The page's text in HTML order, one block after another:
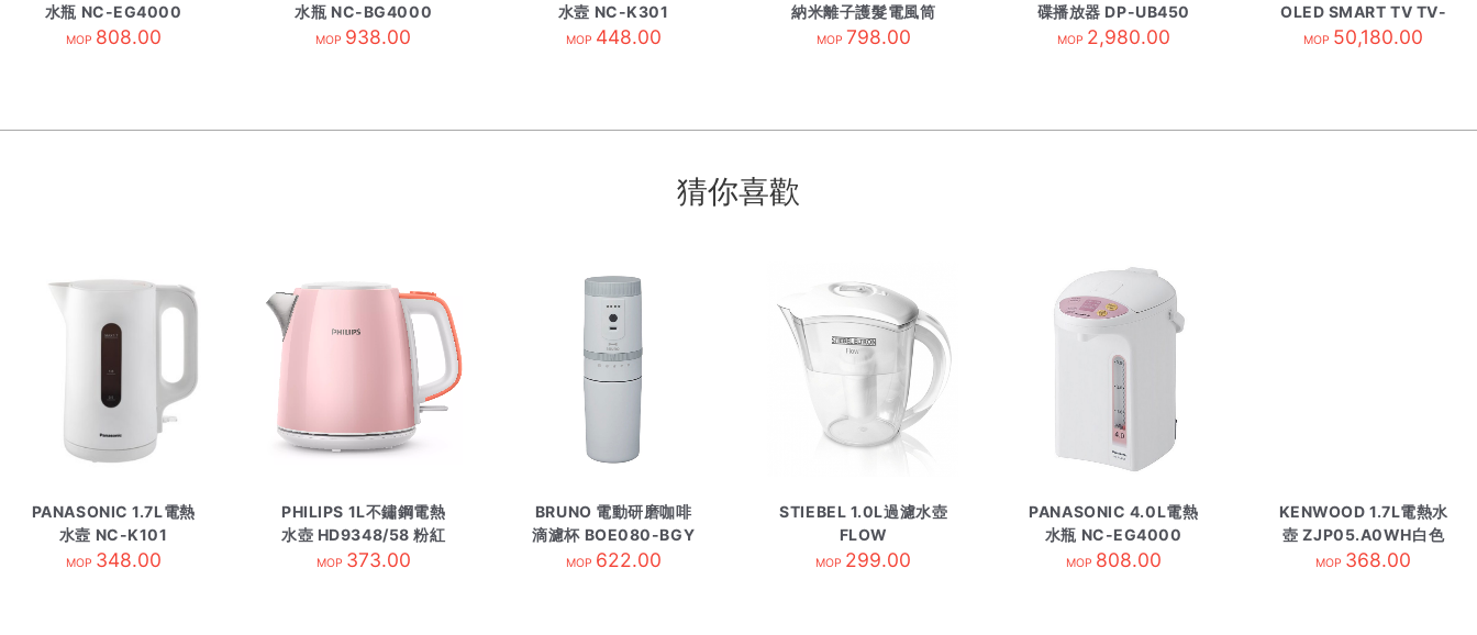
水瓶 NC-EG4000
MOP 808.00
水瓶 NC-BG4000
MOP 938.00
水壼 NC-K301
MOP 448.00
納米離子護髮電風筒
EH-NA7M粉紅
MOP 798.00
碟播放器 DP-UB450
MOP 2,980.00
OLED SMART TV TV-
77Z95BGH
MOP 50,180.00
猜你喜歡
PANASONIC 1.7L電熱
水壼 NC-K101
MOP 348.00
PHILIPS 1L不鏽鋼電熱
水壺 HD9348/58 粉紅
色
MOP 373.00
BRUNO 電動研磨咖啡
滴濾杯 BOE080-BGY
藍色
MOP 622.00
STIEBEL 1.0L過濾水壺
FLOW
MOP 299.00
PANASONIC 4.0L電熱
水瓶 NC-EG4000
MOP 808.00
KENWOOD 1.7L電熱水
壺 ZJP05.A0WH白色
MOP 368.00